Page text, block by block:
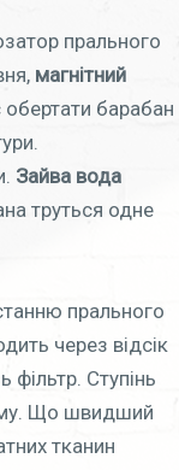
прального
магнітний
барабан
Зайва вода
труться одне
прального
через відсік
Ступінь
Що швидший
тканин